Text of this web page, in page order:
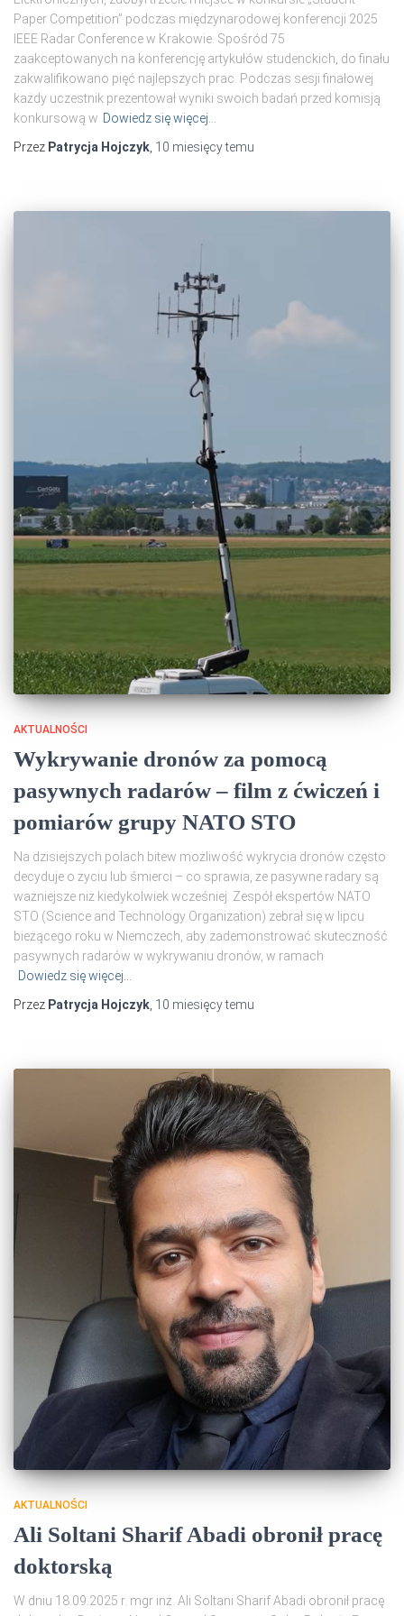
Paper Competition” podczas międzynarodowej konferencji 2025
IEEE Radar Conference w Krakowie. Spośród 75
zaakceptowanych na konferencję artykułów studenckich, do finału
zakwalifikowano pięć najlepszych prac. Podczas sesji finałowej
każdy uczestnik prezentował wyniki swoich badań przed komisją
konkursową w Dowiedz się więcej…
Przez Patrycja Hojczyk, 10 miesięcytemu
AKTUALNOŚCI
Wykrywanie dronów za pomocą
pasywnych radarów – film z ćwiczeń i
pomiarów grupy NATO STO
Na dzisiejszych polach bitew możliwość wykrycia dronów często
decyduje o życiu lub śmierci – co sprawia, że ​​pasywne radary są
ważniejsze niż kiedykolwiek wcześniej. Zespół ekspertów NATO
STO (Science and Technology Organization) zebrał się w lipcu
bieżącego roku w Niemczech, aby zademonstrować skuteczność
pasywnych radarów w wykrywaniu dronów, w ramach
Dowiedz się więcej…
Przez Patrycja Hojczyk 10 miesięcytemu
AKTUALNOŚCI
Ali Soltani Sharif Abadi obronił pracę
doktorską
W dniu 18.09.2025 r. mgr inż. Ali Soltani Sharif Abadi obronił pracę